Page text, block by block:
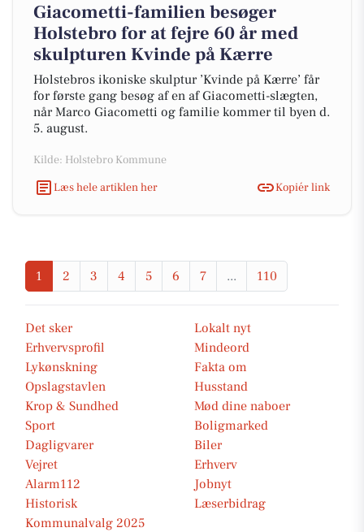
Giacometti-familien besøger
Holstebro for at fejre 60 år med
skulpturen Kvinde på Kærre
Holstebros ikoniske skulptur ’Kvinde på Kærre’ får
for første gang besøg af en af Giacometti-slægten,
når Marco Giacometti og familie kommer til byen d.
5. august.
Kilde: Holstebro Kommune
Læs hele artiklen her
Kopiér link
1 2 3 4 5 6 7 ... 110
Det sker
Lokalt nyt
Erhvervsprofil
Mindeord
Lykønskning
Fakta om
Opslagstavlen
Husstand
Krop & Sundhed
Mød dine naboer
Sport
Boligmarked
Dagligvarer
Biler
Vejret
Erhverv
Alarm112
Jobnyt
Historisk
Læserbidrag
Kommunalvalg 2025